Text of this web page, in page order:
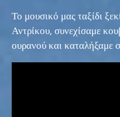
Το μουσικό μας ταξίδι
Αντρίκου, συνεχίσαμε
ουρανού και καταλήξαμε